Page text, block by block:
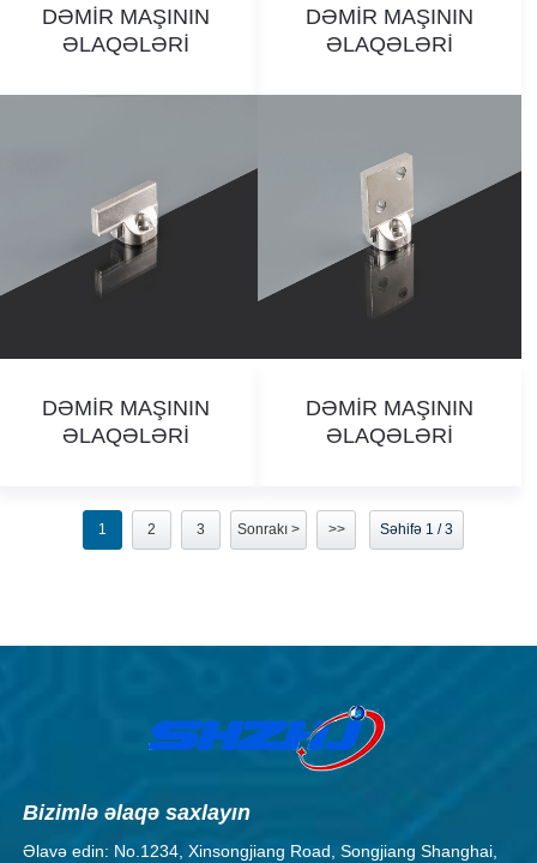
DƏMİR MAŞININ
ƏLAQƏLƏRİ
DƏMİR MAŞININ
ƏLAQƏLƏRİ
DƏMİR MAŞININ
ƏLAQƏLƏRİ
DƏMİR MAŞININ
ƏLAQƏLƏRİ
1 2 3 Sonrakı > >> Səhifə 1 / 3
Bizimlə əlaqə saxlayın
Əlavə edin: No.1234, Xinsongjiang Road, Songjiang Shanghai,